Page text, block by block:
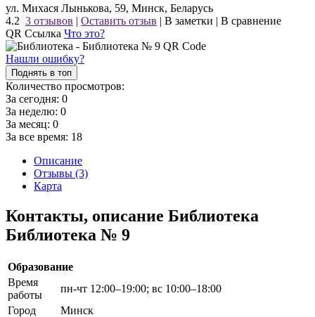
ул. Михася Лынькова, 59, Минск, Беларусь
4.2 3 отзывов | Оставить отзыв | В заметки | В сравнение
QR Ссылка Что это?
Нашли ошибку?
Поднять в топ
Количество просмотров:
За сегодня: 0
За неделю: 0
За месяц: 0
За все время: 18
Описание
Отзывы (3)
Карта
Контакты, описание Библиотека
Библиотека № 9
Образование
Время
работы
пн-чт 12:00–19:00; вс 10:00–18:00
Город
Минск